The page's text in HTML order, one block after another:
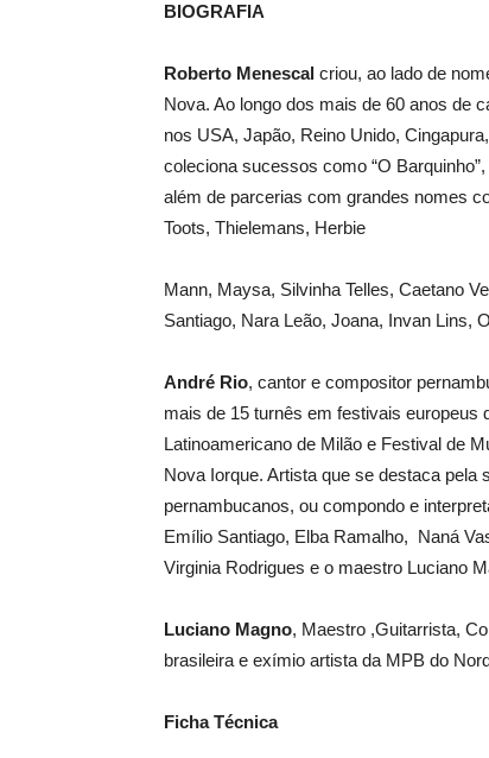
BIOGRAFIA
Roberto Menescal criou, ao lado de
Nova. Ao longo dos mais de 60 anos de
nos USA, Japão, Reino Unido,
coleciona sucessos como “O Barquinho”,
além de parcerias com grandes nomes
Toots, Thielemans, Herbie
Mann, Maysa, Silvinha Telles, Caetano
Santiago, Nara Leão, Joana, Invan Lins,
André Rio, cantor e compositor
mais de 15 turnês em festivais
Latinoamericano de Milão e Festival de
Nova Iorque. Artista que se destaca
pernambucanos, ou compondo e
Emílio Santiago, Elba Ramalho, Naná
Virginia Rodrigues e o maestro Luciano
Luciano Magno, Maestro ,Guitarrista,
brasileira e exímio artista da MPB do
Ficha Técnica